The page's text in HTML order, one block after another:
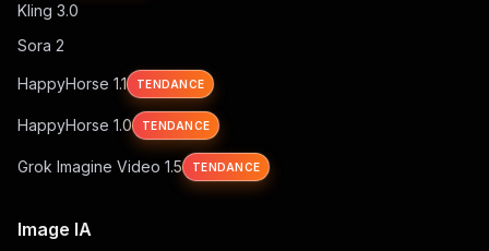
Kling 3.0
Sora 2
HappyHorse 1.1 TENDANCE
HappyHorse 1.0 TENDANCE
Grok Imagine Video 1.5 TENDANCE
Image IA